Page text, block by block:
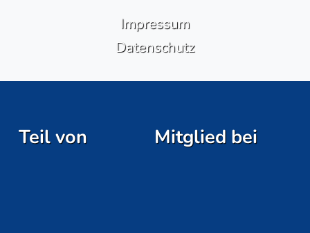
Impressum
Datenschutz
Teil von Mitglied bei